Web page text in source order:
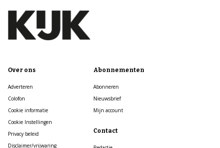
Over ons
Adverteren
Colofon
Cookie informatie
Cookie Instellingen
Privacy beleid
Disclaimer/vrijwaring
Abonnementen
Abonneren
Nieuwsbrief
Mijn account
Contact